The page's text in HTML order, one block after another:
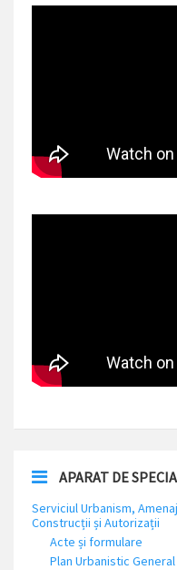
APARAT DE
Serviciul Urbanism,
Construcții și Autorizații
Acte și formulare
Plan Urbanistic